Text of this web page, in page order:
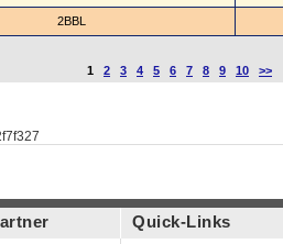
2BBL
1 2 3 4 5 6 7 8 9 10 >>
Quick-Links